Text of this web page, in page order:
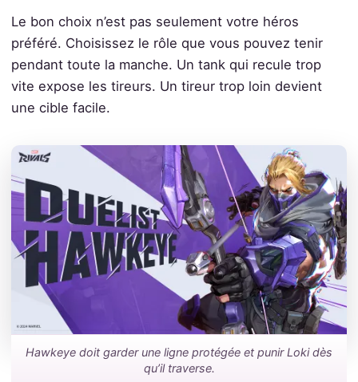
Le bon choix n’est pas seulement votre héros
préféré. Choisissez le rôle que vous pouvez tenir
pendant toute la manche. Un tank qui recule trop
vite expose les tireurs. Un tireur trop loin devient
une cible facile.
Hawkeye doit garder une ligne protégée et punir Loki dès
qu’il traverse.